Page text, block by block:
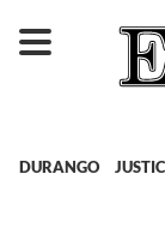
DURANGO